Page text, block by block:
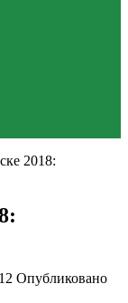
2018:
12 Опубликовано